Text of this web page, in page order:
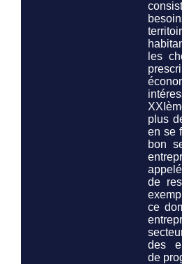
les
plus
en se
bon
de
ce
des
de